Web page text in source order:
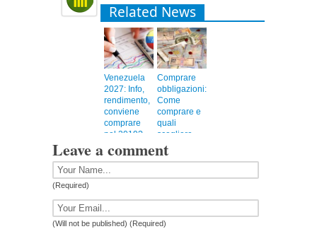
Related News
Venezuela
2027: Info,
rendimento,
conviene
comprare
nel 2019?
Comprare
obbligazioni:
Come
comprare e
quali
scegliere
Leave a comment
(Required)
(Will not be published) (Required)